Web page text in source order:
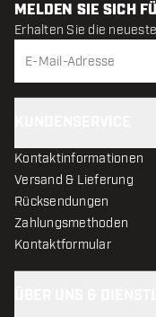
MELDEN SIE SICH
Erhalten Sie die
Kontaktinformationen
Versand & Lieferung
Rücksendungen
Zahlungsmethoden
Kontaktformular